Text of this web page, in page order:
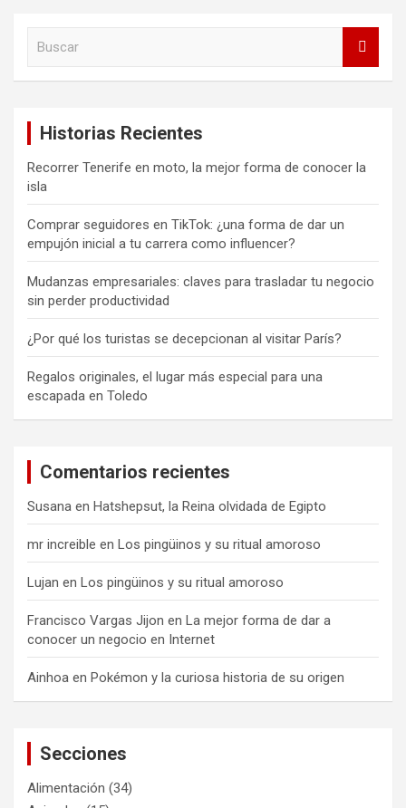
n
a
Historias Recientes
Recorrer Tenerife en moto, la mejor forma de conocer la
isla
Comprar seguidores en TikTok: ¿una forma de dar un
empujón inicial a tu carrera como influencer?
Mudanzas empresariales: claves para trasladar tu negocio
sin perder productividad
¿Por qué los turistas se decepcionan al visitar París?
Regalos originales, el lugar más especial para una
escapada en Toledo
Comentarios recientes
Susana en Hatshepsut, la Reina olvidada de Egipto
mr increible en Los pingüinos y su ritual amoroso
Lujan en Los pingüinos y su ritual amoroso
Francisco Vargas Jijon en La mejor forma de dar a
conocer un negocio en Internet
Ainhoa en Pokémon y la curiosa historia de su origen
Secciones
Alimentación (34)